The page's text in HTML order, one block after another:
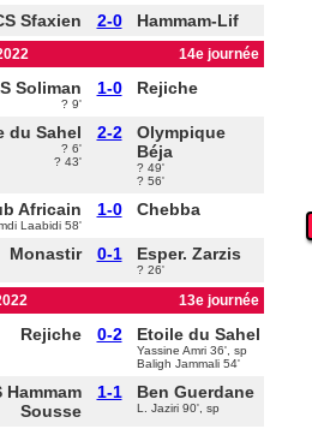
Sfaxien 2-0 Hammam-Lif
14e journée
Soliman
? 9'
1-0 Rejiche
du Sahel
? 6'
? 43'
2-2
Olympique
Béja
? 49'
? 56'
Africain
Laabidi 58'
1-0 Chebba
Monastir 0-1 Esper. Zarzis
? 26'
13e journée
Rejiche 0-2 Etoile du Sahel
Yassine Amri 36', sp
Baligh Jammali 54'
Hammam
Sousse
1-1 Ben Guerdane
L. Jaziri 90', sp